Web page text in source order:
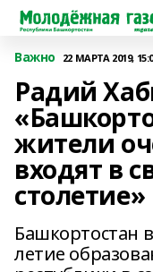
Важно 22 МАРТА 2019,
Радий
жители
входят в
столетие»
Башкортостан
летие